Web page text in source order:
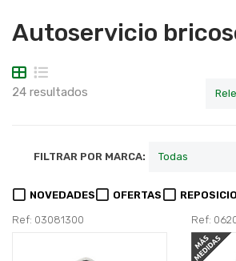
Autoservicio
24 resultados
FILTRAR POR MARCA:
NOVEDADES OFERTAS
Ref: 03081300 Ref: